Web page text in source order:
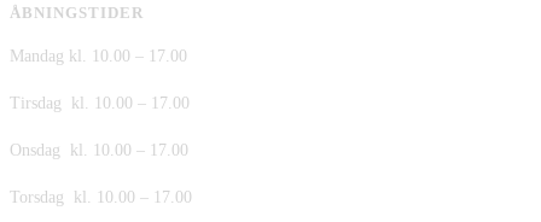
ÅBNINGSTIDER
Mandag kl. 10.00 – 17.00
Tirsdag kl. 10.00 – 17.00
Onsdag kl. 10.00 – 17.00
Torsdag kl. 10.00 – 17.00